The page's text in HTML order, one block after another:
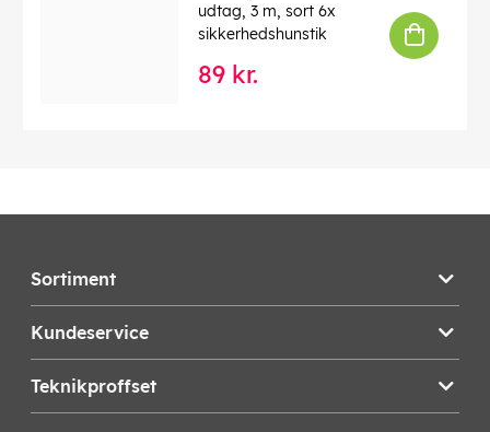
udtag, 3 m, sort 6x
sikkerhedshunstik
89 kr.
Sortiment
Kundeservice
Teknikproffset